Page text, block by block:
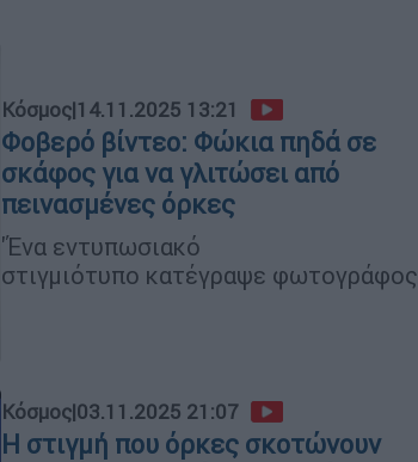
Κόσμος|14.11.2025 13:21
Φοβερό βίντεο: Φώκια πηδά σε
σκάφος για να γλιτώσει από
πεινασμένες όρκες
'Ένα εντυπωσιακό
στιγμιότυπο κατέγραψε φωτογράφος
Κόσμος|03.11.2025 21:07
Η στιγμή που όρκες σκοτώνουν